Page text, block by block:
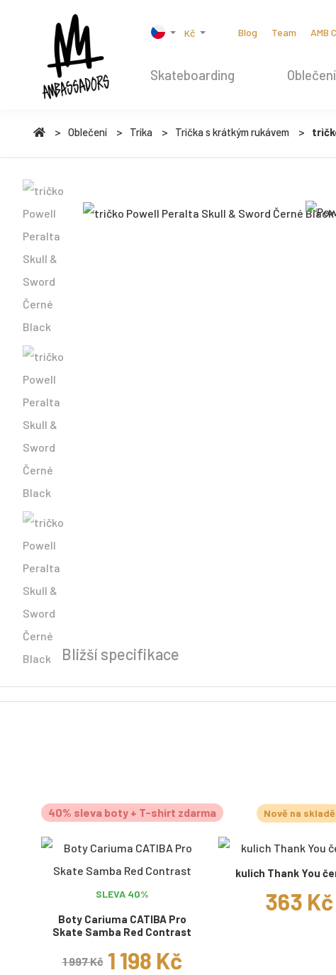
Kč Blog Team AMB
Skateboarding Oblečení
Oblečení Trika Trička s krátkým rukávem
Bližší specifikace
40% sleva boty + T-shirt zdarma
SLEVA 40%
Boty Cariuma CATIBA Pro
Skate Samba Red Contrast
1 997 Kč 1 198 Kč
Nově na skladě
kulich Thank You
363 Kč